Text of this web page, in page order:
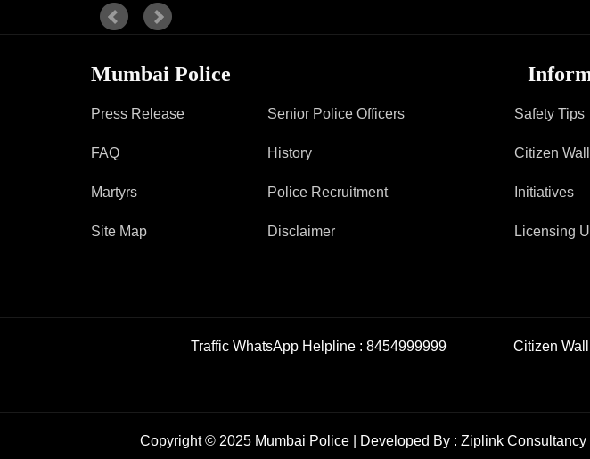
Mumbai Police
Press Release
FAQ
Martyrs
Site Map
Senior Police Officers
History
Police Recruitment
Disclaimer
Safety Tips
Citizen Wall
Initiatives
Licensing
Traffic WhatsApp Helpline : 8454999999 Citizen Wall
Copyright © 2025 Mumbai Police | Developed By : Ziplink Consultancy